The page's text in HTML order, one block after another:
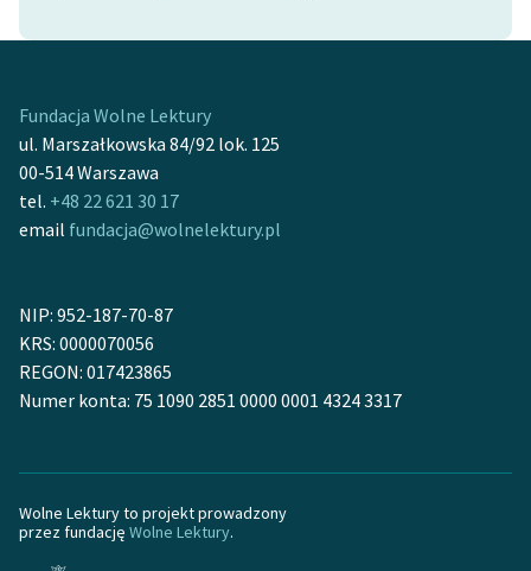
skandynawskiej literatury
Ręce pełne poezji
Kolekcje edukacyjne
twórców przechodzących
do domeny publicznej,
lektur szkolnych oraz
Odkurzamy bohaterów
Szkoła Poezji Wolnych
Lektur
O projekcie
Fundacja Wolne Lektury
ul. Marszałkowska 84/92 lok. 125
00-514 Warszawa
tel. +48 22 621 30 17
email fundacja@wolnelektury.pl
NIP: 952-187-70-87
KRS: 0000070056
REGON: 017423865
Numer konta: 75 1090 2851 0000 0001 4324 3317
Wolne Lektury to projekt prowadzony
przez fundację Wolne Lektury.